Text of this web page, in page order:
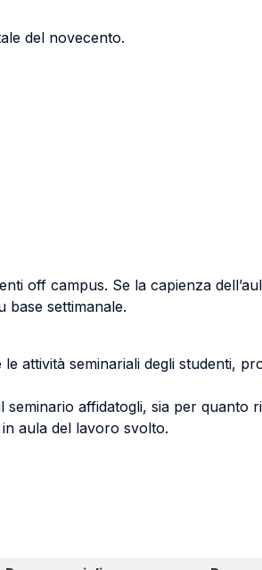
del novecento.
off campus. Se la capienza
base settimanale.
attività seminariali degli studenti,
affidatogli, sia per quanto
aula del lavoro svolto.